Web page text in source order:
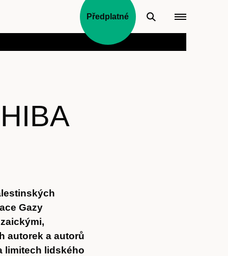
Předplatné
Gazy
autorek a autorů
limitech lidského